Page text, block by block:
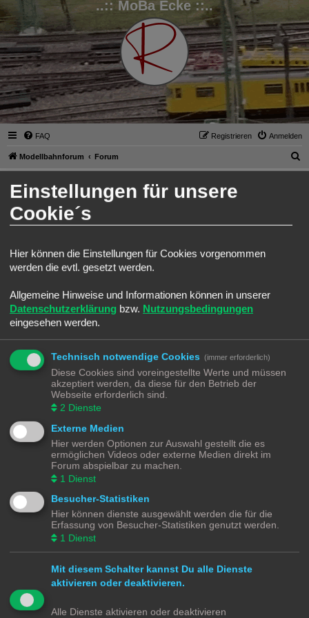
..:: MoBa Ecke ::..
FAQ Anmelden
Registrieren
Modellbahnforum Forum
u
Anmelden
Benutzername:
Ich habe mein Passwort vergessen
Angemeldet bleiben
Meinen Online-Status während dieser Sitzung verbergen
REGISTRIEREN
Du musst in diesem Forum registriert sein, um dich anmelden zu können. Die
Registrierung ist in wenigen Augenblicken erledigt und ermöglicht dir, auf
weitere Funktionen zuzugreifen. Die Board-Administration kann registrierten
Benutzern auch zusätzliche Berechtigungen zuweisen. Beachte bitte unsere
Nutzungsbedingungen und die verwandten Regelungen, bevor du dich
registrierst. Bitte beachte auch die jeweiligen Forenregeln, wenn du dich in
diesem Board bewegst.
Nutzungsbedingungen|Datenschutzerklärung
Registrieren
Modellbahnforum Forum Alle Zeiten sindUTC+02:00
Deutsche Übersetzung durchphpBB.de
Einstellungen für unsere
Cookie´s
Hier können die Einstellungen für Cookies vorgenommen
werden die evtl. gesetzt werden.
Allgemeine Hinweise und Informationen können in unserer
Datenschutzerklärung bzw. Nutzungsbedingungen
eingesehen werden.
Technisch notwendige Cookies (immer erforderlich)
Diese Cookies sind voreingestellte Werte und müssen
akzeptiert werden, da diese für den Betrieb der
Webseite erforderlich sind.
2 Dienste
Externe Medien
Hier werden Optionen zur Auswahl gestellt die es
ermöglichen Videos oder externe Medien direkt im
Forum abspielbar zu machen.
1 Dienst
Besucher-Statistiken
Hier können dienste ausgewählt werden die für die
Erfassung von Besucher-Statistiken genutzt werden.
1 Dienst
Mit diesem Schalter kannst Du alle Dienste
aktivieren oder deaktivieren.
Alle Dienste aktivieren oder deaktivieren